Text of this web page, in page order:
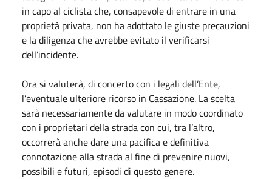
in capo al ciclista che, consapevole di entrare in una
proprietà privata, non ha adottato le giuste precauzioni
e la diligenza che avrebbe evitato il verificarsi
dell’incidente.
Ora si valuterà, di concerto con i legali dell’Ente,
l’eventuale ulteriore ricorso in Cassazione. La scelta
sarà necessariamente da valutare in modo coordinato
con i proprietari della strada con cui, tra l’altro,
occorrerà anche dare una pacifica e definitiva
connotazione alla strada al fine di prevenire nuovi,
possibili e futuri, episodi di questo genere.